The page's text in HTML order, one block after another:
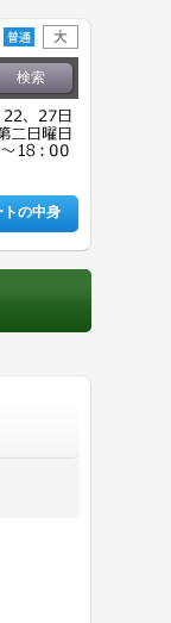
トの中身